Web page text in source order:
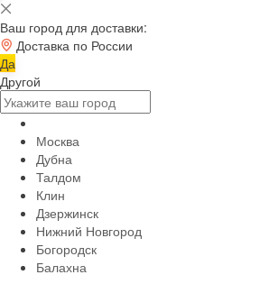
Ваш город для доставки:
Доставка по России
Да
Другой
Москва
Дубна
Талдом
Клин
Дзержинск
Нижний Новгород
Богородск
Балахна